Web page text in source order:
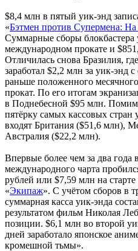
$8,4 млн в пятый уик-энд
«Бэтмен против Супермена: На
Суммарные сборы блокбастера
международном прокате и
Отличилась снова Бразилия,
заработал $2,2 млн за уик-энд
раньше положенного
прокат. По его итогам
в Поднебесной $95 млн.
пятёрку самых кассовых
входят Британия ($51,6 млн),
Австралия ($22,2 млн).
Впервые более чем за два года
международного чарта
рублей или $7,59 млн на старте
«Экипаж». С учётом сборов в
суммарная касса уик-энда
результатом фильм Николая
позиции. $6,1 млн во второй
дней заработало японское
кромешной тьмы».